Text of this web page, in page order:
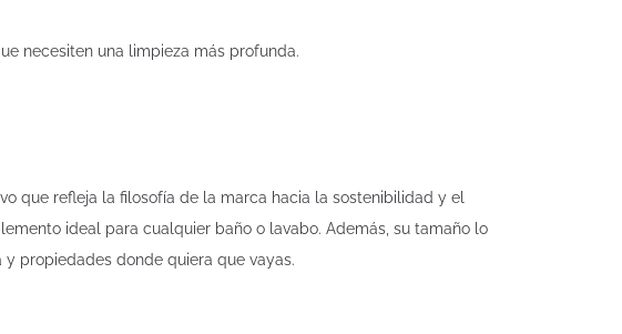
necesiten una limpieza más profunda.
que refleja la filosofía de la marca hacia la sostenibilidad y el
ideal para cualquier baño o lavabo. Además, su tamaño lo
propiedades donde quiera que vayas.